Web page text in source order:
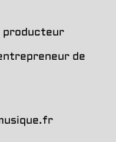
producteur
de